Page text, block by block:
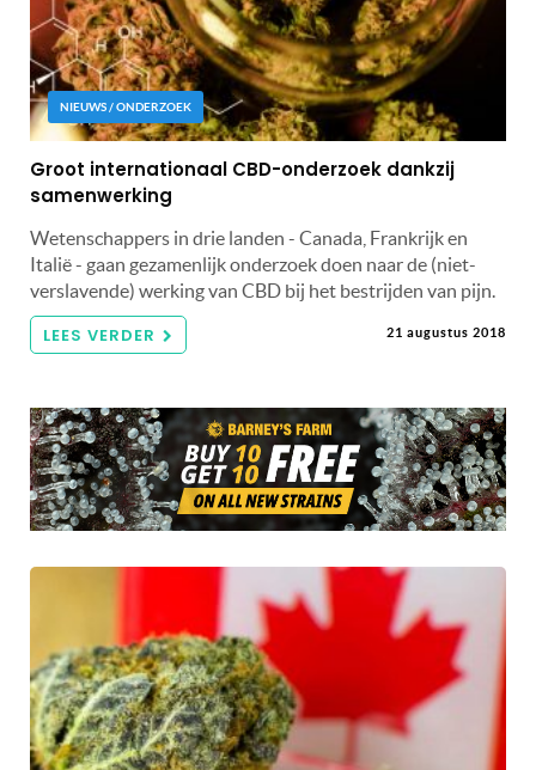
NIEUWS / ONDERZOEK
Groot internationaal CBD-onderzoek dankzij
samenwerking
Wetenschappers in drie landen - Canada, Frankrijk en
Italië - gaan gezamenlijk onderzoek doen naar de (niet-
verslavende) werking van CBD bij het bestrijden van pijn.
LEES VERDER 21 augustus 2018